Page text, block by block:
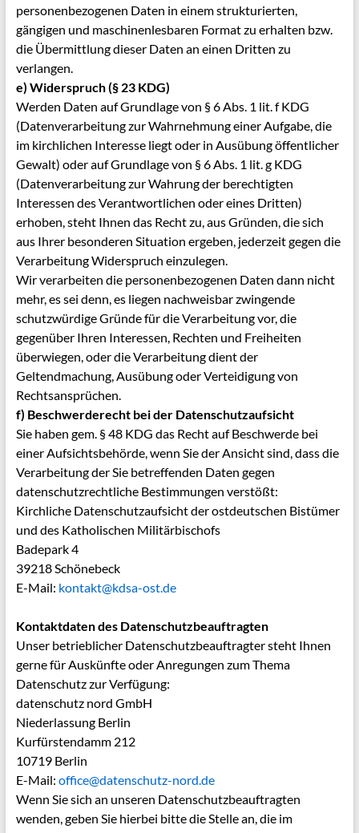
personenbezogenen Daten in einem strukturierten,
gängigen und maschinenlesbaren Format zu erhalten bzw.
die Übermittlung dieser Daten an einen Dritten zu
verlangen.
e) Widerspruch (§ 23 KDG)
Werden Daten auf Grundlage von § 6 Abs. 1 lit. f KDG
(Datenverarbeitung zur Wahrnehmung einer Aufgabe, die
im kirchlichen Interesse liegt oder in Ausübung öffentlicher
Gewalt) oder auf Grundlage von § 6 Abs. 1 lit. g KDG
(Datenverarbeitung zur Wahrung der berechtigten
Interessen des Verantwortlichen oder eines Dritten)
erhoben, steht Ihnen das Recht zu, aus Gründen, die sich
aus Ihrer besonderen Situation ergeben, jederzeit gegen die
Verarbeitung Widerspruch einzulegen.
Wir verarbeiten die personenbezogenen Daten dann nicht
mehr, es sei denn, es liegen nachweisbar zwingende
schutzwürdige Gründe für die Verarbeitung vor, die
gegenüber Ihren Interessen, Rechten und Freiheiten
überwiegen, oder die Verarbeitung dient der
Geltendmachung, Ausübung oder Verteidigung von
Rechtsansprüchen.
f) Beschwerderecht bei der Datenschutzaufsicht
Sie haben gem. § 48 KDG das Recht auf Beschwerde bei
einer Aufsichtsbehörde, wenn Sie der Ansicht sind, dass die
Verarbeitung der Sie betreffenden Daten gegen
datenschutzrechtliche Bestimmungen verstößt:
Kirchliche Datenschutzaufsicht der ostdeutschen Bistümer
und des Katholischen Militärbischofs
Badepark 4
39218 Schönebeck
E-Mail: kontakt@kdsa-ost.de
Kontaktdaten des Datenschutzbeauftragten
Unser betrieblicher Datenschutzbeauftragter steht Ihnen
gerne für Auskünfte oder Anregungen zum Thema
Datenschutz zur Verfügung:
datenschutz nord GmbH
Niederlassung Berlin
Kurfürstendamm 212
10719 Berlin
E-Mail: office@datenschutz-nord.de
Wenn Sie sich an unseren Datenschutzbeauftragten
wenden, geben Sie hierbei bitte die Stelle an, die im